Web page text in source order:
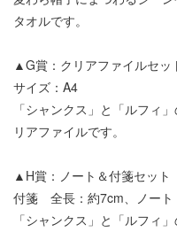
タオルです。
▲G賞：クリアファイルセ
サイズ：A4
「シャンクス」と「ルフィ
リアファイルです。
▲H賞：ノート＆付箋セッ
付箋 全長：約7cm、ノー
「シャンクス」と「ルフィ